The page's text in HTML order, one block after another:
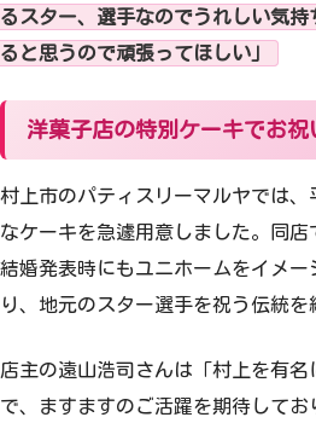
るスター、選手なのでうれしい気
ると思うので頑張ってほしい」
洋菓子店の特別ケーキでお祝
村上市のパティスリーマルヤでは、
なケーキを急遽用意しました。同
結婚発表時にもユニホームをイメー
り、地元のスター選手を祝う伝統を
店主の遠山浩司さんは「村上を有
で、ますますのご活躍を期待して